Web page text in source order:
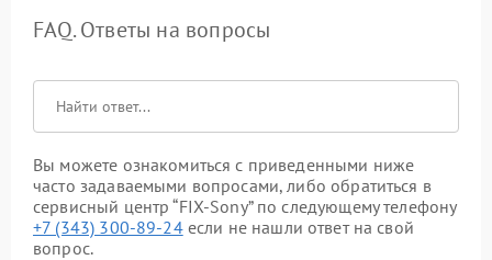
FAQ. Ответы на вопросы
Вы можете ознакомиться с приведенными ниже
часто задаваемыми вопросами, либо обратиться в
сервисный центр “FIX-Sony” по следующему телефону
+7 (343) 300-89-24если не нашли ответ на свой
вопрос.